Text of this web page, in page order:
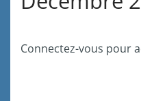
Connectez-vous pour